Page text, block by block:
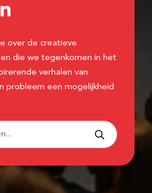
over de creatieve
die we tegenkomen in het
verhalen van
probleem een mogelijkheid